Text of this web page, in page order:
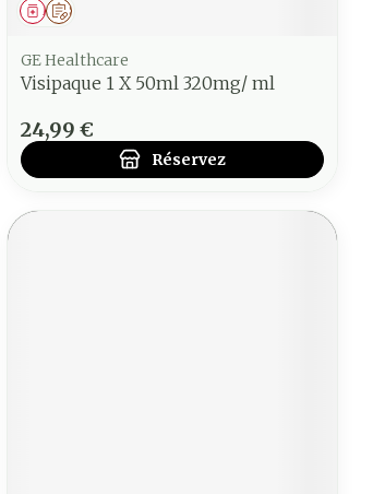
Sur prescription
Médicament
GE Healthcare
Visipaque 1 X 50ml 320mg/ ml
24,99 €
Réservez